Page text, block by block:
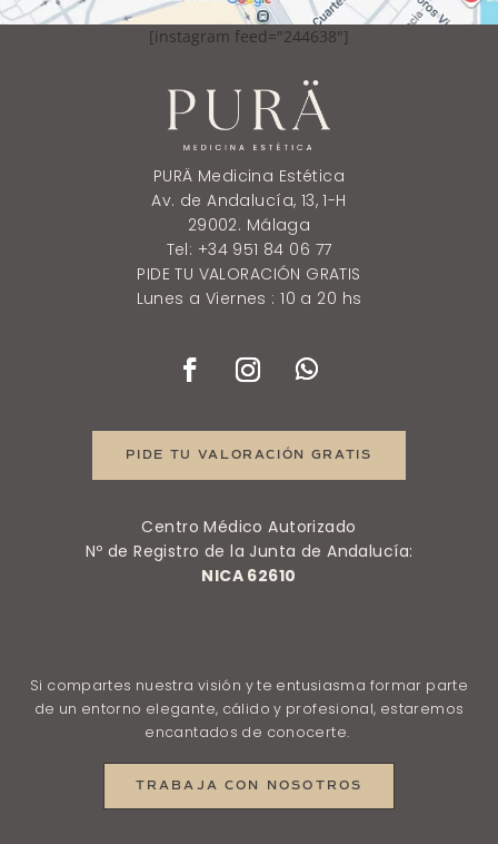
[instagram feed="244638"]
PURÄ Medicina Estética
Av. de Andalucía, 13, 1-H
29002. Málaga
Tel: +34 951 84 06 77
PIDE TU VALORACIÓN GRATIS
Lunes a Viernes : 10 a 20 hs
PIDE TU VALORACIÓN GRATIS
Centro Médico Autorizado
Nº de Registro de la Junta de Andalucía:
NICA 62610
Si compartes nuestra visión y te entusiasma formar parte
de un entorno elegante, cálido y profesional, estaremos
encantados de conocerte.
TRABAJA CON NOSOTROS